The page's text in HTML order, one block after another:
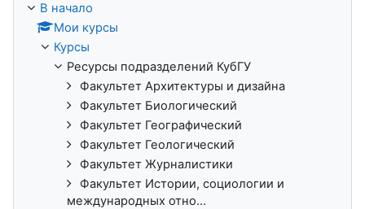
В начало
Мои курсы
Курсы
Ресурсы подразделений КубГУ
Факультет Архитектуры и дизайна
Факультет Биологический
Факультет Географический
Факультет Геологический
Факультет Журналистики
Факультет Истории, социологии и
международных отно...